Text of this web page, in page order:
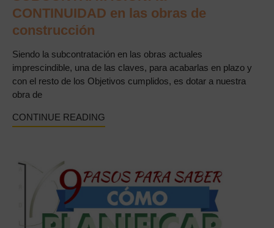
CONTINUIDAD en las obras de
construcción
Siendo la subcontratación en las obras actuales
imprescindible, una de las claves, para acabarlas en plazo y
con el resto de los Objetivos cumplidos, es dotar a nuestra
obra de
CONTINUE READING